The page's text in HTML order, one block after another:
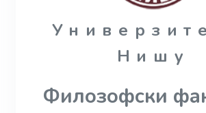
Нишу
Филозофски